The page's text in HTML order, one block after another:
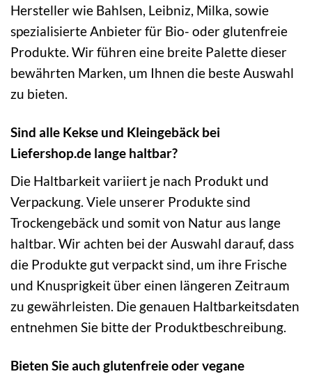
Hersteller wie Bahlsen, Leibniz, Milka, sowie
spezialisierte Anbieter für Bio- oder glutenfreie
Produkte. Wir führen eine breite Palette dieser
bewährten Marken, um Ihnen die beste Auswahl
zu bieten.
Sind alle Kekse und Kleingebäck bei
Liefershop.de lange haltbar?
Die Haltbarkeit variiert je nach Produkt und
Verpackung. Viele unserer Produkte sind
Trockengebäck und somit von Natur aus lange
haltbar. Wir achten bei der Auswahl darauf, dass
die Produkte gut verpackt sind, um ihre Frische
und Knusprigkeit über einen längeren Zeitraum
zu gewährleisten. Die genauen Haltbarkeitsdaten
entnehmen Sie bitte der Produktbeschreibung.
Bieten Sie auch glutenfreie oder vegane